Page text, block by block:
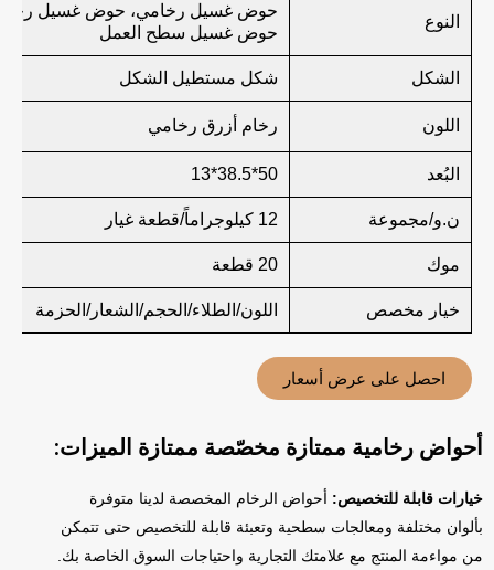
النوع
حوض غسيل رخامي، حوض غسيل
حوض غسيل سطح العمل
الشكل شكل مستطيل الشكل
اللون رخام أزرق رخامي
البُعد 50*38.5*13
ن.و/مجموعة 12 كيلوجراماً/قطعة غيار
موك 20 قطعة
خيار مخصص اللون/الطلاء/الحجم/الشعار/الحزمة
احصل على عرض أسعار
أحواض رخامية ممتازة مخصّصة ممتازة الميزات:
خيارات قابلة للتخصيص: أحواض الرخام المخصصة لدينا متوفرة
بألوان مختلفة ومعالجات سطحية وتعبئة قابلة للتخصيص حتى تتمكن
من مواءمة المنتج مع علامتك التجارية واحتياجات السوق الخاصة بك.